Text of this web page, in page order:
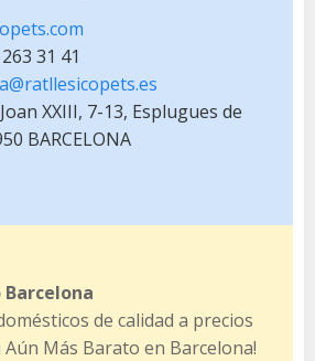
31 41
XXIII, 7-13, Esplugues de
BARCELONA
de calidad a precios
Aún Más Barato en Barcelona!